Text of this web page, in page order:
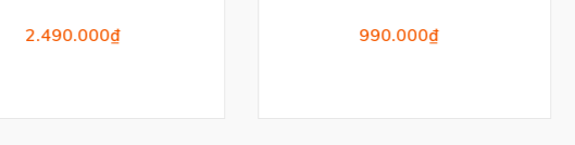
2.490.000₫ 990.000₫